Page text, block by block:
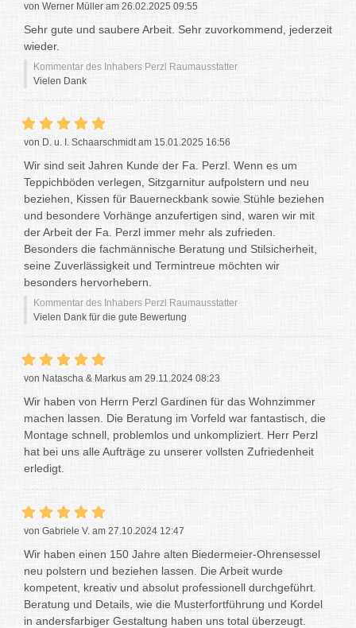
von Werner Müller am 26.02.2025 09:55
Sehr gute und saubere Arbeit. Sehr zuvorkommend, jederzeit
wieder.
Kommentar des Inhabers Perzl Raumausstatter
Vielen Dank
von D. u. I. Schaarschmidt am 15.01.2025 16:56
Wir sind seit Jahren Kunde der Fa. Perzl. Wenn es um
Teppichböden verlegen, Sitzgarnitur aufpolstern und neu
beziehen, Kissen für Bauerneckbank sowie Stühle beziehen
und besondere Vorhänge anzufertigen sind, waren wir mit
der Arbeit der Fa. Perzl immer mehr als zufrieden.
Besonders die fachmännische Beratung und Stilsicherheit,
seine Zuverlässigkeit und Termintreue möchten wir
besonders hervorhebern.
Kommentar des Inhabers Perzl Raumausstatter
Vielen Dank für die gute Bewertung
von Natascha & Markus am 29.11.2024 08:23
Wir haben von Herrn Perzl Gardinen für das Wohnzimmer
machen lassen. Die Beratung im Vorfeld war fantastisch, die
Montage schnell, problemlos und unkompliziert. Herr Perzl
hat bei uns alle Aufträge zu unserer vollsten Zufriedenheit
erledigt.
von Gabriele V. am 27.10.2024 12:47
Wir haben einen 150 Jahre alten Biedermeier-Ohrensessel
neu polstern und beziehen lassen. Die Arbeit wurde
kompetent, kreativ und absolut professionell durchgeführt.
Beratung und Details, wie die Musterfortführung und Kordel
in andersfarbiger Gestaltung haben uns total überzeugt.